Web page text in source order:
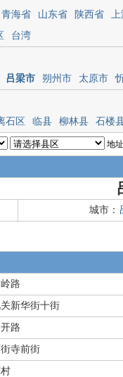
青海省 山东省 陕西省
上
台湾
吕梁市 朔州市 太原市
石区 临县 柳林县 石楼
地
城市：
路
新华街十街
路
寺前街